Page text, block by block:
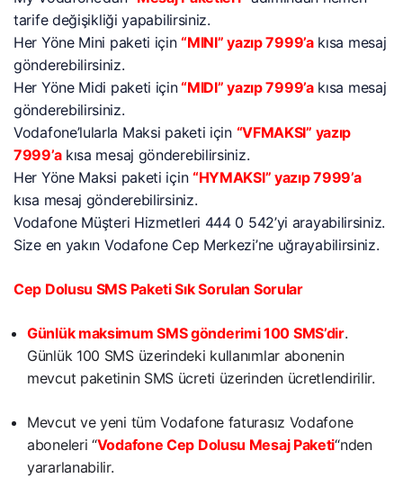
tarife değişikliği yapabilirsiniz.
Her Yöne Mini paketi için “MINI” yazıp 7999’akısa mesaj
gönderebilirsiniz.
Her Yöne Midi paketi için“MIDI” yazıp 7999’akısa mesaj
gönderebilirsiniz.
Vodafone’lularla Maksi paketi için “VFMAKSI” yazıp
7999’akısa mesaj gönderebilirsiniz.
Her Yöne Maksi paketi için “HYMAKSI” yazıp 7999’a
kısa mesaj gönderebilirsiniz.
Vodafone Müşteri Hizmetleri 444 0 542’yi arayabilirsiniz.
Size en yakın Vodafone Cep Merkezi’ne uğrayabilirsiniz.
Cep Dolusu SMS Paketi Sık Sorulan Sorular
Günlük maksimum SMS gönderimi 100 SMS’dir.
Günlük 100 SMS üzerindeki kullanımlar abonenin
mevcut paketinin SMS ücreti üzerinden ücretlendirilir.
Mevcut ve yeni tüm Vodafone faturasız Vodafone
aboneleri “Vodafone Cep Dolusu Mesaj Paketi“nden
yararlanabilir.